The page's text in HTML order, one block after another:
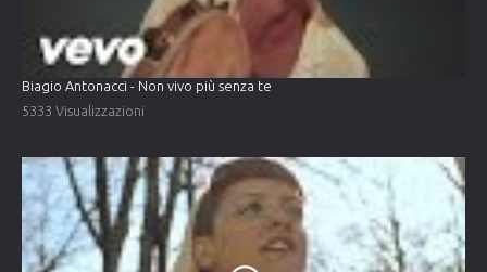
Biagio Antonacci - Non vivo più senza te
5333 Visualizzazioni